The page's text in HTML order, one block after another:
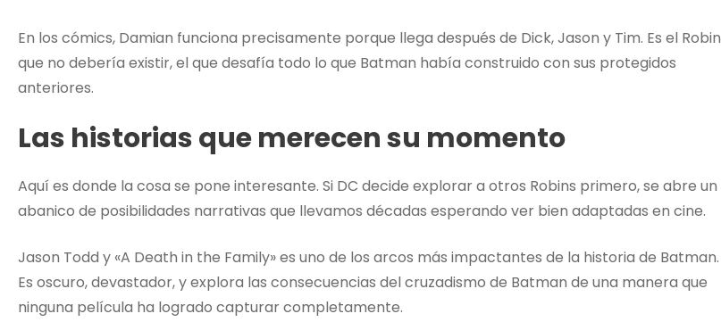
En los cómics, Damian funciona precisamente porque llega después de Dick, Jason y Tim. Es el Robin
que no debería existir, el que desafía todo lo que Batman había construido con sus protegidos
anteriores.
Las historias que merecen su momento
Aquí es donde la cosa se pone interesante. Si DC decide explorar a otros Robins primero, se abre un
abanico de posibilidades narrativas que llevamos décadas esperando ver bien adaptadas en cine.
Jason Todd y «A Death in the Family» es uno de los arcos más impactantes de la historia de Batman.
Es oscuro, devastador, y explora las consecuencias del cruzadismo de Batman de una manera que
ninguna película ha logrado capturar completamente.